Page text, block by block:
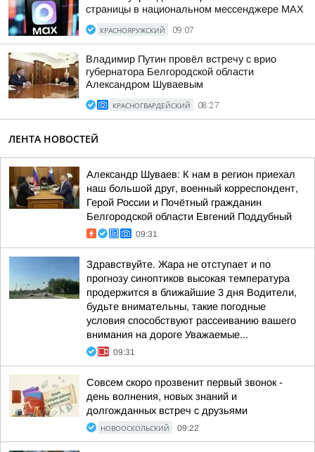
страницы в национальном мессенджере МАХ
КРАСНОЯРУЖСКИЙ 09:07
Владимир Путин провёл встречу с врио
губернатора Белгородской области
Александром Шуваевым
КРАСНОГВАРДЕЙСКИЙ 08:27
ЛЕНТА НОВОСТЕЙ
Александр Шуваев: К нам в регион приехал
наш большой друг, военный корреспондент,
Герой России и Почётный гражданин
Белгородской области Евгений Поддубный
09:31
Здравствуйте. Жара не отступает и по
прогнозу синоптиков высокая температура
продержится в ближайшие 3 дня Водители,
будьте внимательны, такие погодные
условия способствуют рассеиванию вашего
внимания на дороге Уважаемые...
09:31
Совсем скоро прозвенит первый звонок -
день волнения, новых знаний и
долгожданных встреч с друзьями
НОВООСКОЛЬСКИЙ 09:22